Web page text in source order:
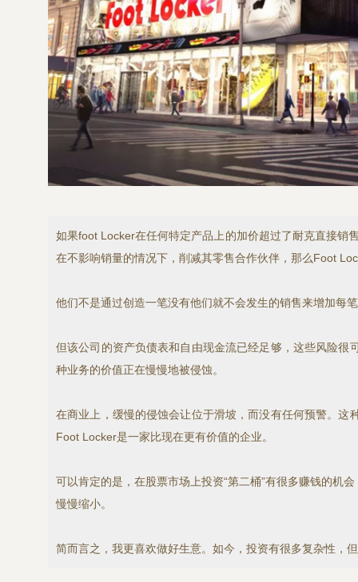
如果foot Locker在任何特定产品上的加价超过了耐克直接销
在不影响销量的情况下，削减其零售合作伙伴，那么Foot
他们不是通过创造一笔没有他们就不会发生的销售来增加每
但该公司的资产负债表和自由现金流已经足够，这些风险
种业务的价值正在慢慢地被侵蚀。
在商业上，缓慢的侵蚀会让位于滑坡，而没有任何预警。
Foot Locker是一家比现在更有价值的企业。
可以肯定的是，在股票市场上投资“第二桶”有很多赚钱的机
慢慢缩小。
简而言之，我更喜欢做好生意。如今，投资有很多复杂性，